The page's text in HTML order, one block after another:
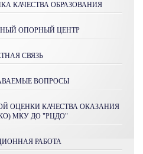
КАЧЕСТВА ОБРАЗОВАНИЯ
ОПОРНЫЙ ЦЕНТР
СВЯЗЬ
ВОПРОСЫ
ОЦЕНКИ КАЧЕСТВА ОКАЗАНИЯ
МКУ ДО "РЦДО"
РАБОТА